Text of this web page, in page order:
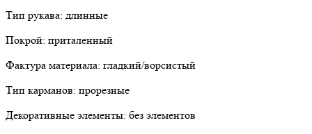
Тип рукава: длинные
Покрой: приталенный
Фактура материала: гладкий/ворсистый
Тип карманов: прорезные
Декоративные элементы: без элементов